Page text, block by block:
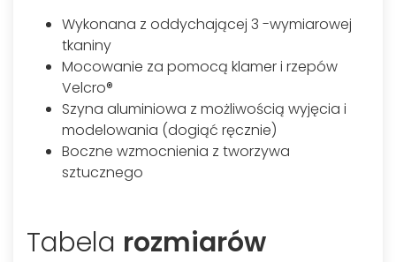
Wykonana z oddychającej 3 -wymiarowej
tkaniny
Mocowanie za pomocą klamer i rzepów
Velcro®
Szyna aluminiowa z możliwością wyjęcia i
modelowania (dogiąć ręcznie)
Boczne wzmocnienia z tworzywa
sztucznego
Tabela rozmiarów